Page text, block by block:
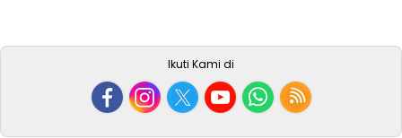
Ikuti Kami di